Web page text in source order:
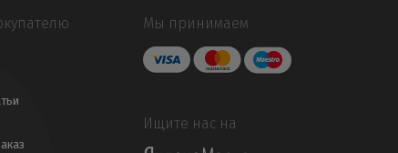
Мы принимаем
Ищите нас на